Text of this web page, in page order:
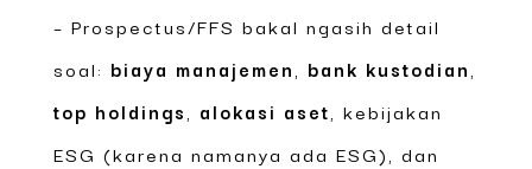
– Prospectus/FFS bakal ngasih detail
soal: biaya manajemen bank kustodian
top holdings
alokasi aset , kebijakan
ESG (karena namanya ada ESG), dan